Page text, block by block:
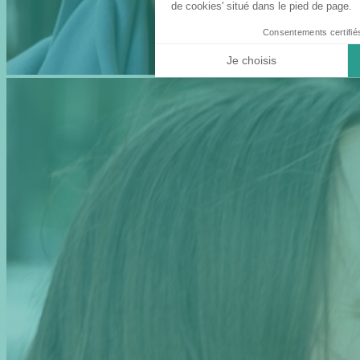
de cookies' situé dans le pied de page.
Consentements
Je choisis